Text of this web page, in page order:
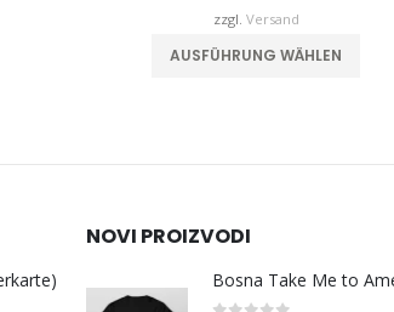
zzgl. Versand
AUSFÜHRUNG WÄHLEN
NOVI PROIZVODI